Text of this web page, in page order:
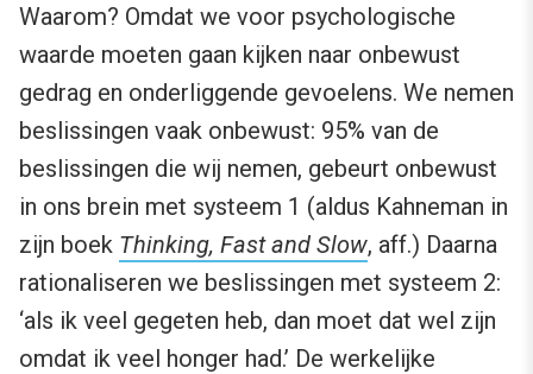
Waarom? Omdat we voor psychologische
waarde moeten gaan kijken naar onbewust
gedrag en onderliggende gevoelens. We nemen
beslissingen vaak onbewust: 95% van de
beslissingen die wij nemen, gebeurt onbewust
in ons brein met systeem 1 (aldus Kahneman in
zijn boek Thinking, Fast and Slow, aff.) Daarna
rationaliseren we beslissingen met systeem 2:
‘als ik veel gegeten heb, dan moet dat wel zijn
omdat ik veel honger had.’ De werkelijke